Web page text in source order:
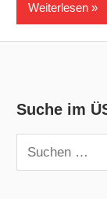
Weiterlesen
Suche im
Suchen
nach: